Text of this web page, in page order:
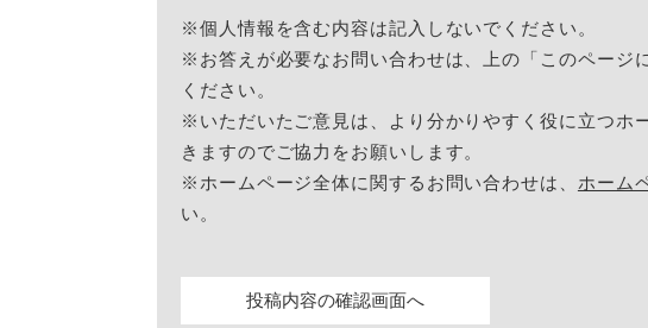
※個人情報を含む内容は記入しないでください。
※お答えが必要なお問い合わせは、上の「このページ
ください。
※いただいたご意見は、より分かりやすく役に立つホ
きますのでご協力をお願いします。
※ホームページ全体に関するお問い合わせは、 ホーム
い。